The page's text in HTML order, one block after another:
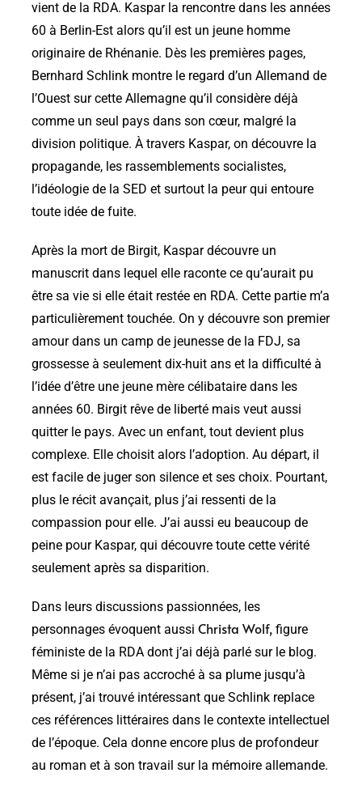
vient de la RDA. Kaspar la rencontre dans les années
60 à Berlin-Est alors qu’il est un jeune homme
originaire de Rhénanie. Dès les premières pages,
Bernhard Schlink montre le regard d’un Allemand de
l’Ouest sur cette Allemagne qu’il considère déjà
comme un seul pays dans son cœur, malgré la
division politique. À travers Kaspar, on découvre la
propagande, les rassemblements socialistes,
l’idéologie de la SED et surtout la peur qui entoure
toute idée de fuite.
Après la mort de Birgit, Kaspar découvre un
manuscrit dans lequel elle raconte ce qu’aurait pu
être sa vie si elle était restée en RDA. Cette partie m’a
particulièrement touchée. On y découvre son premier
amour dans un camp de jeunesse de la FDJ, sa
grossesse à seulement dix-huit ans et la difficulté à
l’idée d’être une jeune mère célibataire dans les
années 60. Birgit rêve de liberté mais veut aussi
quitter le pays. Avec un enfant, tout devient plus
complexe. Elle choisit alors l’adoption. Au départ, il
est facile de juger son silence et ses choix. Pourtant,
plus le récit avançait, plus j’ai ressenti de la
compassion pour elle. J’ai aussi eu beaucoup de
peine pour Kaspar, qui découvre toute cette vérité
seulement après sa disparition.
Dans leurs discussions passionnées, les
personnages évoquent aussi Christa Wolf, figure
féministe de la RDA dont j’ai déjà parlé sur le blog.
Même si je n’ai pas accroché à sa plume jusqu’à
présent, j’ai trouvé intéressant que Schlink replace
ces références littéraires dans le contexte intellectuel
de l’époque. Cela donne encore plus de profondeur
au roman et à son travail sur la mémoire allemande.